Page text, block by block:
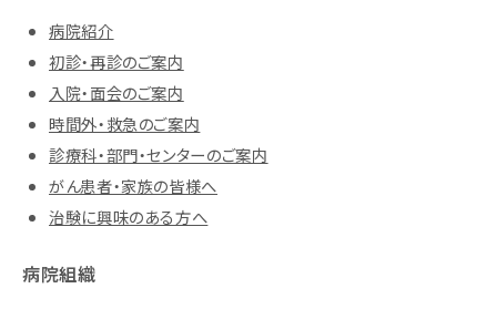
病院紹介
初診・再診のご案内
入院・面会のご案内
時間外・救急のご案内
診療科・部門・センターのご案内
がん患者・家族の皆様へ
治験に興味のある方へ
病院組織